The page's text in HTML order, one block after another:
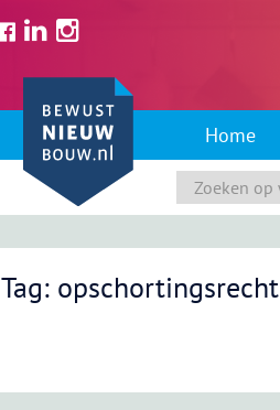
Home
Tag: opschortingsrecht